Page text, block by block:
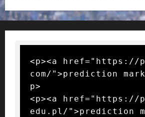
<p><a href="https://
com/">prediction
p>
<p><a href="https://
edu.pl/">prediction